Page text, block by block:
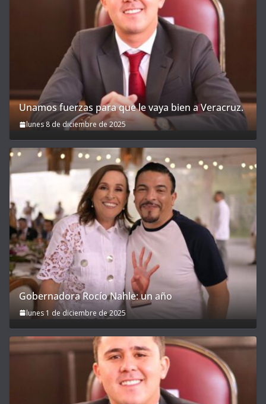
Unamos fuerzas para que le vaya bien a Veracruz.
lunes 8 de diciembre de 2025
Gobernadora Rocío Nahle: un año
lunes 1 de diciembre de 2025